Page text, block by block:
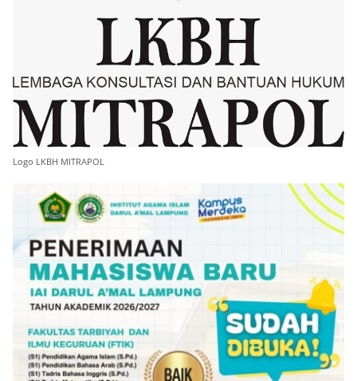
Logo LKBH MITRAPOL